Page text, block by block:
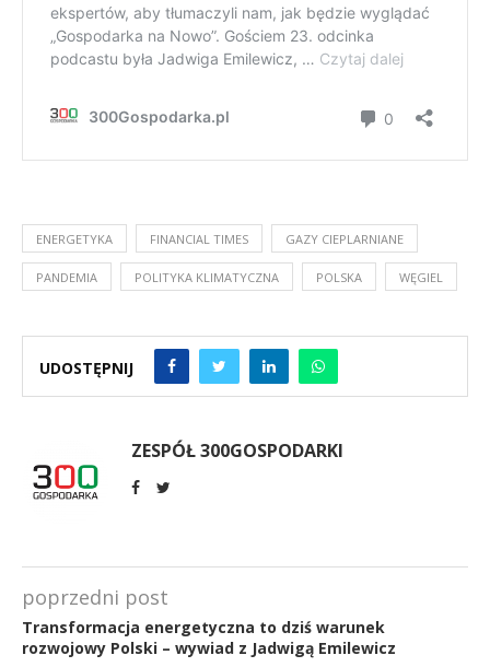
ENERGETYKA FINANCIAL TIMES GAZY CIEPLARNIANE
PANDEMIA POLITYKA KLIMATYCZNA POLSKA WĘGIEL
UDOSTĘPNIJ
ZESPÓŁ 300GOSPODARKI
poprzedni post
Transformacja energetyczna to dziś warunek
rozwojowy Polski – wywiad z Jadwigą Emilewicz